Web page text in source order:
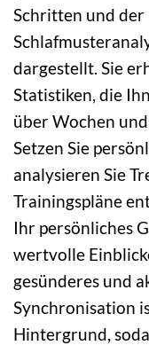
Schritten und der
dargestellt. Sie
Statistiken, die
über Wochen
Setzen Sie
analysieren Sie
Trainingspläne
Ihr persönliches
wertvolle
gesünderes und
Synchronisation
Hintergrund,